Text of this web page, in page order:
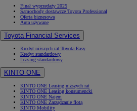
Finał wyprzedaży 2025
Samochody dostawcze Toyota Professional
Oferta biznesowa
Auta używane
Toyota Financial Services
Kredyt niższych rat Toyota Easy
Kredyt standardowy
Leasing standardowy
KINTO ONE
KINTO ONE Leasing niższych rat
KINTO ONE Leasing konsumencki
KINTO ONE Najem
KINTO ONE Zarządzanie flotą
KINTO Mobility